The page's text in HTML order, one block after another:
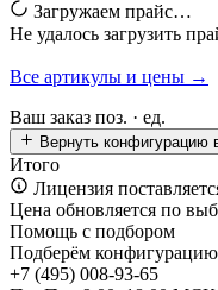
Загружаем прайс…
Не удалось загрузить
Все артикулы и цены →
Ваш заказ поз. · ед.
Вернуть конфигурацию
Итого
Лицензия
Цена обновляется по
Помощь с подбором
Подберём
+7 (495) 008-93-65